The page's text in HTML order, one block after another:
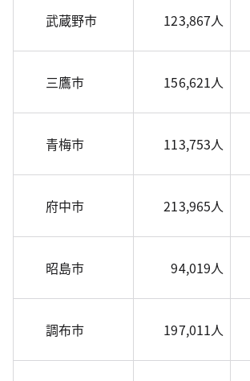
武蔵野市 123,867人
三鷹市 156,621人
青梅市 113,753人
府中市 213,965人
昭島市 94,019人
調布市 197,011人